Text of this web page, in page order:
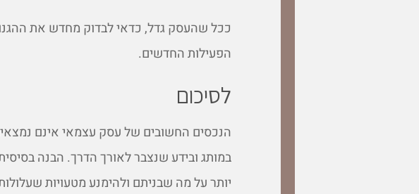
ככל שהעסק גדל, כדאי לבדוק מחדש את
הפעילות החדשים.
לסיכום
הנכסים החשובים של עסק עצמאי אינם
במותג ובידע שנצבר לאורך הדרך. הבנה
יותר על מה שבניתם ולהימנע מטעויות